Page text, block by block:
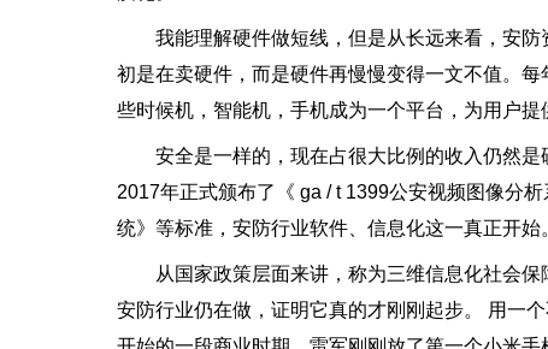
我能理解硬件做短线，但是从长远来看，安
初是在卖硬件，而是硬件再慢慢变得一文不值。
些时候机，智能机，手机成为一个平台，为用户提
安全是一样的，现在占很大比例的收入仍然
2017年正式颁布了《 ga / t 1399公安视频图像分
统》等标准，安防行业软件、信息化这一真正开始
从国家政策层面来讲，称为三维信息化社会
安防行业仍在做，证明它真的才刚刚起步。 用一